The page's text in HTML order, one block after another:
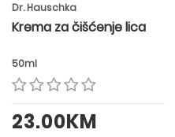
Dr. Hauschka
Krema za čišćenje lica
50ml
23.00KM